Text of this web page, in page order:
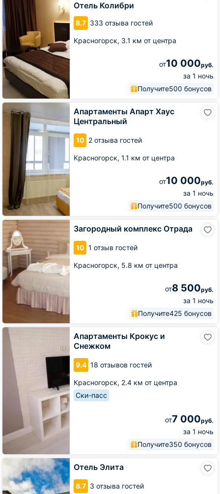
Отель Колибри
8.7 333 отзыва гостей
Красногорск, 3.1 км от центра
от10 000руб.
за 1 ночь
Получите500 бонусов
Апартаменты Апарт Хаус
Центральный
10 2 отзыва гостей
Красногорск, 1.1 км от центра
от10 000руб.
за 1 ночь
Получите500 бонусов
Апартаменты
Апарт
Центральный
Загородный комплекс Отрада
10 1 отзыв гостей
Красногорск, 5.8 км от центра
от8 500руб.
за 1 ночь
Получите425 бонусов
Загородный
комплекс
Отрада
Апартаменты Крокус и
Снежком
9.4 18 отзывов гостей
Красногорск, 2.4 км от центра
Ски-пасс
от7 000руб.
за 1 ночь
Получите350 бонусов
Апартаменты
Крокус
Снежком
Отель Элита
8.7 3 отзыва гостей